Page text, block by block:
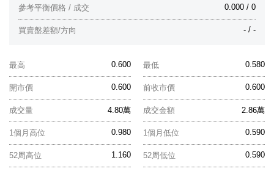
0.000 / 0
參考平衡價格 / 成交
- / -
買賣盤差額/方向
0.600
最高 0.580
最低
0.600
開市價 0.600
前收市價
4.80萬
成交量 2.86萬
成交金額
0.980
1個月高位 0.590
1個月低位
1.160
52周高位 0.590
52周低位